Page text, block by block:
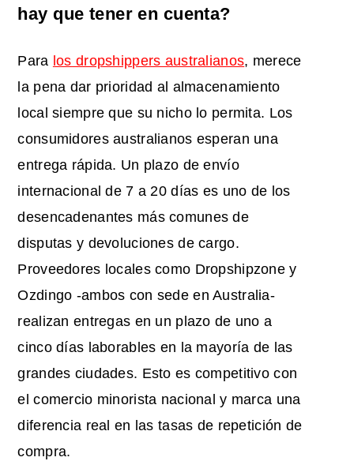
hay que tener en cuenta?
Para los dropshippers australianos, merece
la pena dar prioridad al almacenamiento
local siempre que su nicho lo permita. Los
consumidores australianos esperan una
entrega rápida. Un plazo de envío
internacional de 7 a 20 días es uno de los
desencadenantes más comunes de
disputas y devoluciones de cargo.
Proveedores locales como Dropshipzone y
Ozdingo -ambos con sede en Australia-
realizan entregas en un plazo de uno a
cinco días laborables en la mayoría de las
grandes ciudades. Esto es competitivo con
el comercio minorista nacional y marca una
diferencia real en las tasas de repetición de
compra.